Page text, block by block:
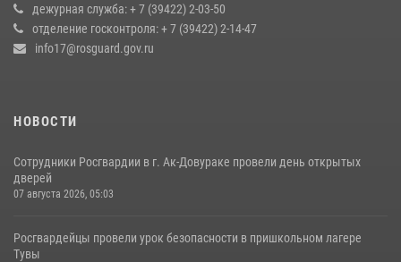
17 июля 2026, 07:22 1
дежурная служба: + 7 (39422) 2-03-50
отделение госконтроля: + 7 (39422) 2-14-47
info17@rosguard.gov.ru
НОВОСТИ
Сотрудники Росгвардии в г. Ак-Довураке провели день открытых
дверей
07 августа 2026, 05:03
Росгвардейцы провели урок безопасности в пришкольном лагере
Тувы